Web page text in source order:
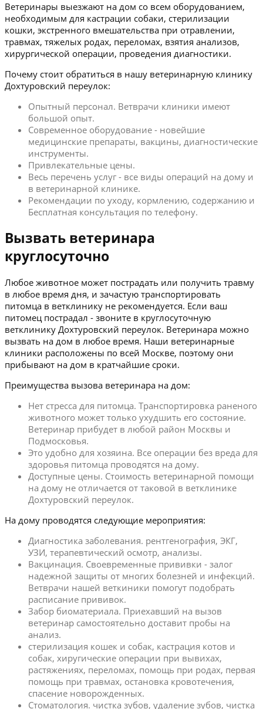
Ветеринары выезжают на дом со всем оборудованием,
необходимым для кастрации собаки, стерилизации
кошки, экстренного вмешательства при отравлении,
травмах, тяжелых родах, переломах, взятия анализов,
хирургической операции, проведения диагностики.
Почему стоит обратиться в нашу ветеринарную клинику
Дохтуровский переулок:
Опытный персонал. Ветврачи клиники имеют
большой опыт.
Современное оборудование - новейшие
медицинские препараты, вакцины, диагностические
инструменты.
Привлекательные цены.
Весь перечень услуг - все виды операций на дому и
в ветеринарной клинике.
Рекомендации по уходу, кормлению, содержанию и
Бесплатная консультация по телефону.
Вызвать ветеринара
круглосуточно
Любое животное может пострадать или получить травму
в любое время дня, и зачастую транспортировать
питомца в ветклинику не рекомендуется. Если ваш
питомец пострадал - звоните в круглосуточную
ветклинику Дохтуровский переулок. Ветеринара можно
вызвать на дом в любое время. Наши ветеринарные
клиники расположены по всей Москве, поэтому они
прибывают на дом в кратчайшие сроки.
Преимущества вызова ветеринара на дом:
Нет стресса для питомца. Транспортировка раненого
животного может только ухудшить его состояние.
Ветеринар прибудет в любой район Москвы и
Подмосковья.
Это удобно для хозяина. Все операции без вреда для
здоровья питомца проводятся на дому.
Доступные цены. Стоимость ветеринарной помощи
на дому не отличается от таковой в ветклинике
Дохтуровский переулок.
На дому проводятся следующие мероприятия:
Диагностика заболевания. рентгенография, ЭКГ,
УЗИ, терапевтический осмотр, анализы.
Вакцинация. Своевременные прививки - залог
надежной защиты от многих болезней и инфекций.
Ветврачи нашей веткиники помогут подобрать
расписание прививок.
Забор биоматериала. Приехавший на вызов
ветеринар самостоятельно доставит пробы на
анализ.
стерилизация кошек и собак, кастрация котов и
собак, хиругические операции при вывихах,
растяжениях, переломах, помощь при родах, первая
помощь при травмах, остановка кровотечения,
спасение новорожденных.
Стоматология. чистка зубов, удаление зубов, чистка